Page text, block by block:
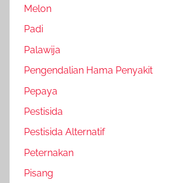
Melon
Padi
Palawija
Pengendalian Hama Penyakit
Pepaya
Pestisida
Pestisida Alternatif
Peternakan
Pisang